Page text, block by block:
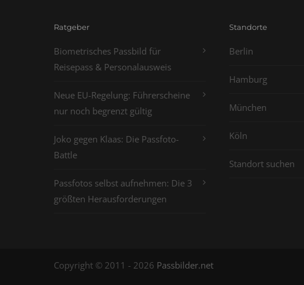
Ratgeber
Biometrisches Passbild für
Reisepass & Personalausweis
Neue EU-Regelung: Führerscheine
nur noch begrenzt gültig
Joko gegen Klaas: Die Passfoto-
Battle
Passfotos selbst aufnehmen: Die 3
größten Herausforderungen
Standorte
Berlin
Hamburg
München
Köln
Standort suchen
Copyright © 2011 - 2026 Passbilder.net